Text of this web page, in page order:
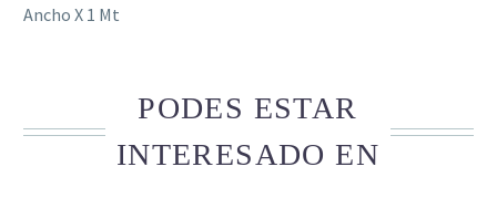
Ancho X 1 Mt
PODES ESTAR
INTERESADO EN